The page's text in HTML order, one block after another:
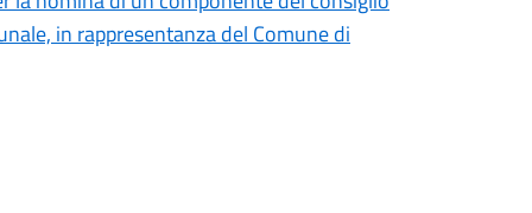
in rappresentanza del Comune di